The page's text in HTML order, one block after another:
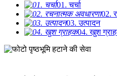
01. चर्चा
02.
03. उत्पादन
04. खुश